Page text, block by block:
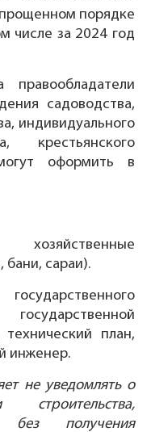
порядке
числе за 2024 год
садоводства,
индивидуального
крестьянского
оформить в
хозяйственные
бани, сараи).
план,
инженер.
не уведомлять о
без получения